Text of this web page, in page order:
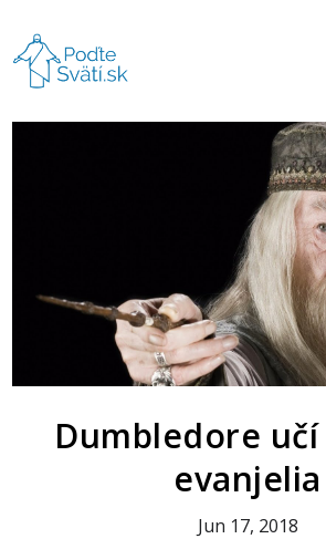
Dumbledore
evanjelia
Jun 17, 2018